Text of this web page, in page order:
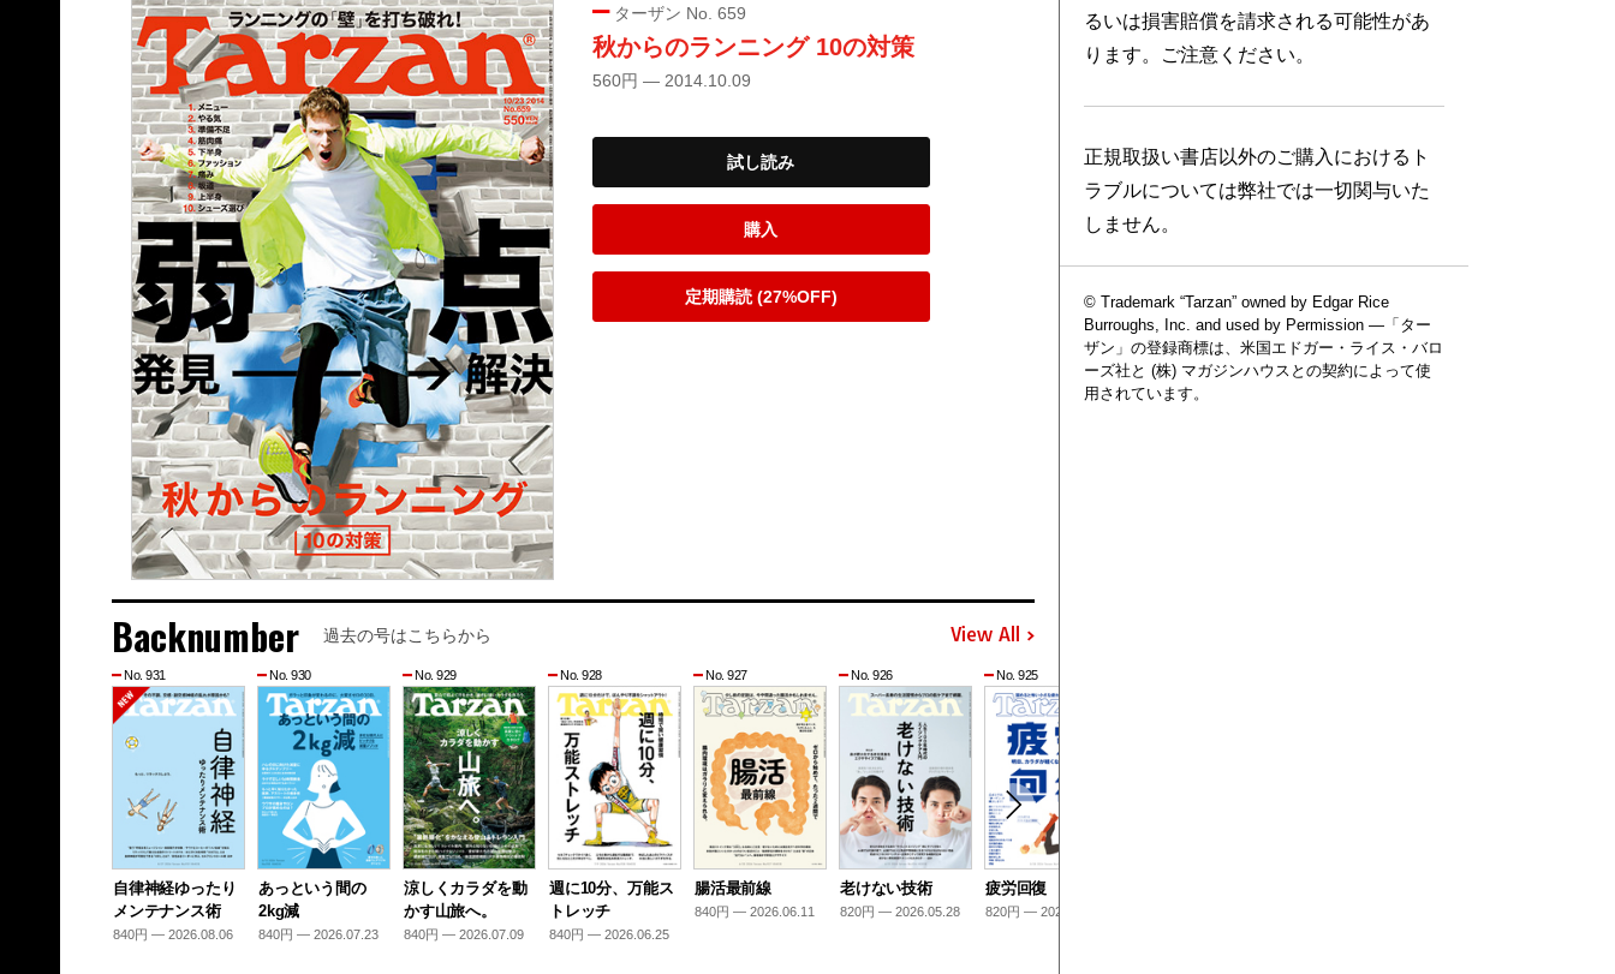
ターザン No. 659
秋からのランニング 10の対策
560円 — 2014.10.09
試し読み
購入
定期購読 (27%OFF)
Backnumber 過去の号はこちらから View All
No. 931
自律神経ゆったり
メンテナンス術
840円 — 2026.08.06
No. 930
あっという間の
2kg減
840円 — 2026.07.23
No. 929
涼しくカラダを動
かす山旅へ。
840円 — 2026.07.09
No. 928
週に10分、万能ス
トレッチ
840円 — 2026.06.25
No. 927
腸活最前線
840円 — 2026.06.11
No. 926
老けない技術
820円 — 2026.05.28
No. 925
疲労回復
820円 — 2026.05.14
るいは損害賠償を請求される可能性があ
ります。ご注意ください。
正規取扱い書店以外のご購入におけるト
ラブルについては弊社では一切関与いた
しません。
© Trademark “Tarzan” owned by Edgar Rice
Burroughs, Inc. and used by Permission —「ター
ザン」の登録商標は、米国エドガー・ライス・バロ
ーズ社と (株) マガジンハウスとの契約によって使
用されています。